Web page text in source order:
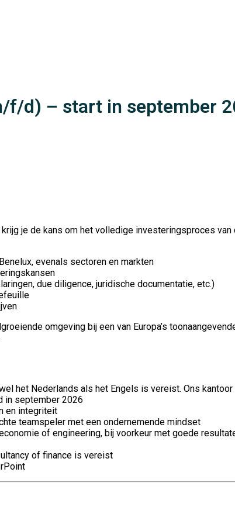
f/d) – start in september
je de kans om het volledige investeringsproces
evenals sectoren en markten
due diligence, juridische documentatie, etc.)
omgeving bij een van Europa’s
het Nederlands als het Engels is vereist. Ons
in september 2026
en integriteit
teamspeler met een ondernemende mindset
of engineering, bij voorkeur met goede
of finance is vereist